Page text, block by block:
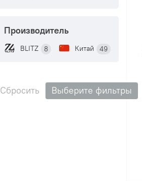
Производитель
BLITZ 8 Китай 49
Сбросить Выберите фильтры